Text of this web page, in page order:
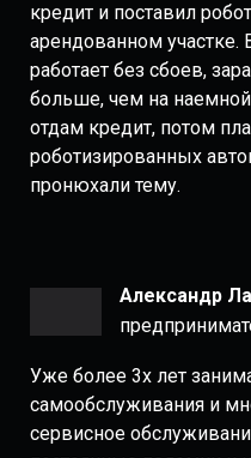
кредит и поставил
арендованном участке.
работает без сбоев,
больше, чем на
отдам кредит, потом
роботизированных
пронюхали тему.
Александр
Уже более 3х лет
самообслуживания и
сервисное